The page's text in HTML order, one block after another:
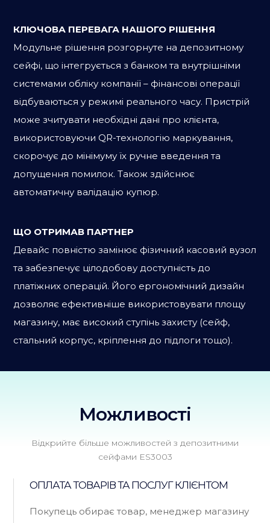
КЛЮЧОВА ПЕРЕВАГА НАШОГО РІШЕННЯ
Модульне рішення розгорнуте на депозитному
сейфі, що інтегрується з банком та внутрішніми
системами обліку компанії – фінансові операції
відбуваються у режимі реального часу. Пристрій
може зчитувати необхідні дані про клієнта,
використовуючи QR-технологію маркування,
скорочує до мінімуму їх ручне введення та
допущення помилок. Також здійснює
автоматичну валідацію купюр.
ЩО ОТРИМАВ ПАРТНЕР
Девайс повністю замінює фізичний касовий вузол
та забезпечує цілодобову доступність до
платіжних операцій. Його ергономічний дизайн
дозволяє ефективніше використовувати площу
магазину, має високий ступінь захисту (сейф,
стальний корпус, кріплення до підлоги тощо).
Можливості
Відкрийте більше можливостей з депозитними
сейфами ES3003
ОПЛАТА ТОВАРІВ ТА ПОСЛУГ КЛІЄНТОМ
Покупець обирає товар, менеджер магазину